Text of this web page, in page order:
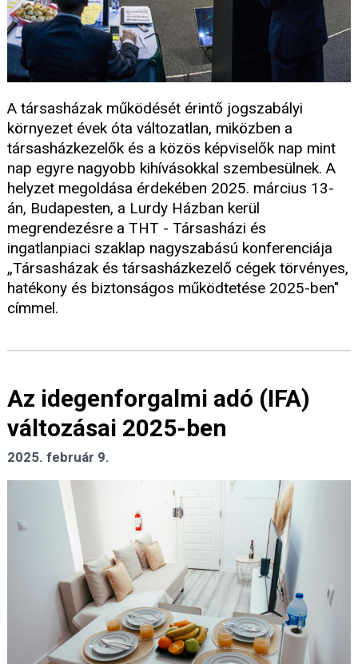
A társasházak működését érintő jogszabályi
környezet évek óta változatlan, miközben a
társasházkezelők és a közös képviselők nap mint
nap egyre nagyobb kihívásokkal szembesülnek. A
helyzet megoldása érdekében 2025. március 13-
án, Budapesten, a Lurdy Házban kerül
megrendezésre a THT - Társasházi és
ingatlanpiaci szaklap nagyszabású konferenciája
„Társasházak és társasházkezelő cégek törvényes,
hatékony és biztonságos működtetése 2025-ben"
címmel.
Az idegenforgalmi adó (IFA)
változásai 2025-ben
2025. február 9.